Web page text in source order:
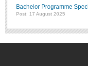
Bachelor Programme
Post: 17 August 2025